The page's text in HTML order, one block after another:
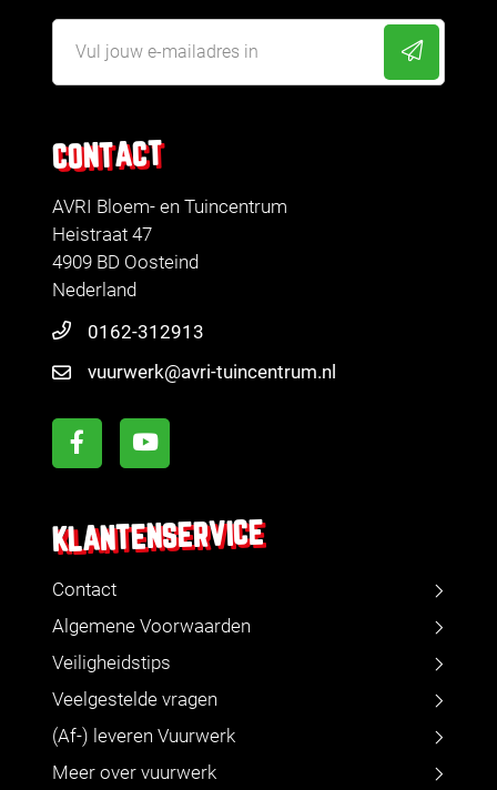
CONTACT
AVRI Bloem- en Tuincentrum
Heistraat 47
4909 BD Oosteind
Nederland
0162-312913
vuurwerk@avri-tuincentrum.nl
KLANTENSERVICE
Contact
Algemene Voorwaarden
Veiligheidstips
Veelgestelde vragen
(Af-) leveren Vuurwerk
Meer over vuurwerk